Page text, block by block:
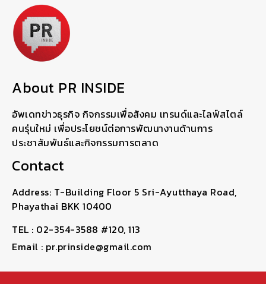
About PR INSIDE
อัพเดทข่าวธุรกิจ กิจกรรมเพื่อสังคม เทรนด์และไลฟ์สไตล์
คนรุ่นใหม่ เพื่อประโยชน์ต่อการพัฒนางานด้านการ
ประชาสัมพันธ์และกิจกรรมการตลาด
Contact
Address: T-Building Floor 5 Sri-Ayutthaya Road,
Phayathai BKK 10400
TEL : 02-354-3588 #120, 113
Email : pr.prinside@gmail.com